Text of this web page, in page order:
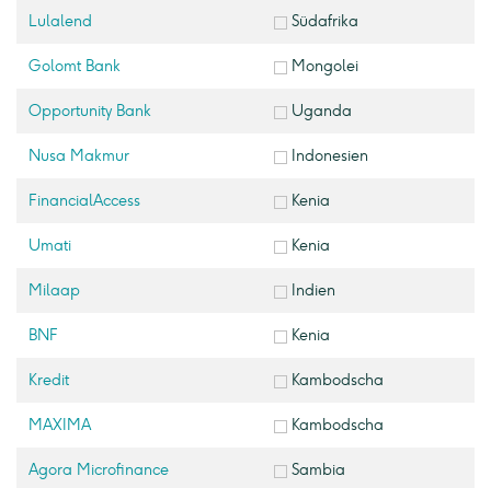
Lulalend Südafrika
Golomt Bank Mongolei
Opportunity Bank Uganda
Nusa Makmur Indonesien
FinancialAccess Kenia
Umati Kenia
Milaap Indien
BNF Kenia
Kredit Kambodscha
MAXIMA Kambodscha
Agora Microfinance Sambia